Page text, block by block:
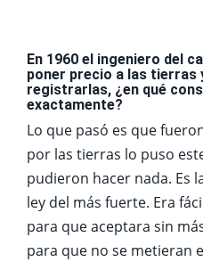
En 1960 el ingeniero del
poner precio a las tierras
registrarlas, ¿en qué
exactamente?
Lo que pasó es que
por las tierras lo puso
pudieron hacer nada. Es
ley del más fuerte. Era
para que aceptara sin
para que no se metieran